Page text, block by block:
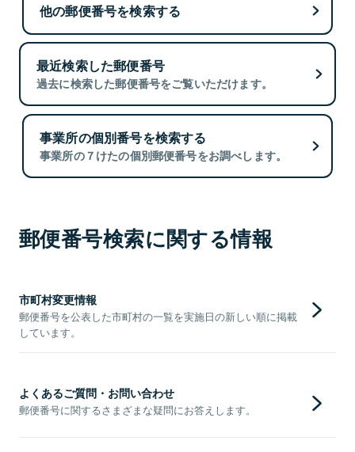
他の郵便番号を検索する
最近検索した郵便番号
過去に検索した郵便番号をご覧いただけます。
事業所の個別番号を検索する
事業所の７けたの個別郵便番号をお調べします。
郵便番号検索に関する情報
市町村変更情報
郵便番号を公表した市町村の一覧を実施日の新しい順に掲載
しています。
よくあるご質問・お問い合わせ
郵便番号に関するさまざまな疑問にお答えします。